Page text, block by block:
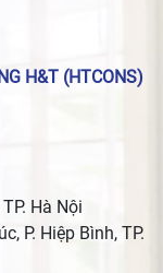
H&T (HTCONS)
Hà Nội
P. Hiệp Bình, TP.